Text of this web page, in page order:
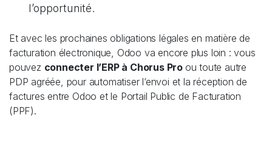
l’opportunité.
Et avec les prochaines obligations légales en matière de
facturation électronique, Odoo va encore plus loin : vous
pouvez connecter l’ERP à Chorus Pro ou toute autre
PDP agréée, pour automatiser l’envoi et la réception de
factures entre Odoo et le Portail Public de Facturation
(PPF).